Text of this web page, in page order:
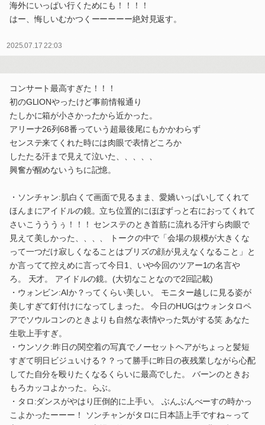
海外にいっぱい行くためにも！！！！
はー、悔しいむかつくーーーーー絶対見返す。
2025.07.17 22:03
コンサート最高すぎた！！！
初のGLIONやったけど事前情報通り
たしかに箱が小さかったから近かった。
アリーナ26列68番っていう超最後尾にもかかわらず
センステ来てくれた時には肉眼で表情どころか
したたる汗まで見えて泣いた、、、、、
興奮が醒めないうちに記憶。
・ソンチャン:肌白くて画面で見るまま、愛嬌いっぱいしてくれて
ほんまにアイドルの鏡。立ち位置的にほぼずっと右におってくれて
さいこうううぅ！！！ センステのとき首筋に流れる汗すら肉眼で
見えて美しかった、、、、 トークの中で「会場の規模が大きくな
って一つだけ寂しくなることはブリズの顔が見えなくなること」と
か言ってて控えめに言って今日1、いや今回のツアー1の名言や
ろ。 天才。 アイドルの鏡。(大切なことなので2回記載)
・ウォンビン:AIか？ってくらい美しい。 モニター越しに見る姿が
美しすぎて釘付けになってしまった。 今日のHUGはウォンタロペ
アでソウルコンのときよりも自然な表情やった気がする笑 あなた
生歌上手すぎ。
・ウンソク:昨日の関空着の写真でノーセットヘアがちょっと髪短
すぎて明日ビジュいける？？って勝手に昨日の夜残業しながら心配
してた自分を殴りたくなるくらいに最高でした。 バーンのときお
もろカッコよかった。らぶ。
・タロ:ダンスがやはり圧倒的に上手い。 ぶんぶんべーすの時かっ
こよかったーーー！ ソンチャンがタロに日本語上手ですね～って